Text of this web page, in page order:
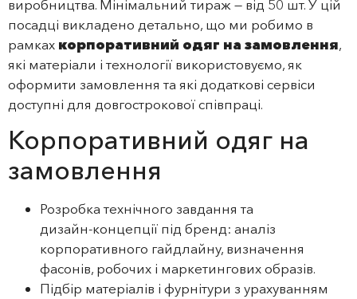
виробництва. Мінімальний тираж — від 50 шт. У цій
посадці викладено детально, що ми робимо в
рамках корпоративний одяг на замовлення,
які матеріали і технології використовуємо, як
оформити замовлення та які додаткові сервіси
доступні для довгострокової співпраці.
Корпоративний одяг на
замовлення
Розробка технічного завдання та
дизайн‑концепції під бренд: аналіз
корпоративного гайдлайну, визначення
фасонів, робочих і маркетингових образів.
Підбір матеріалів і фурнітури з урахуванням